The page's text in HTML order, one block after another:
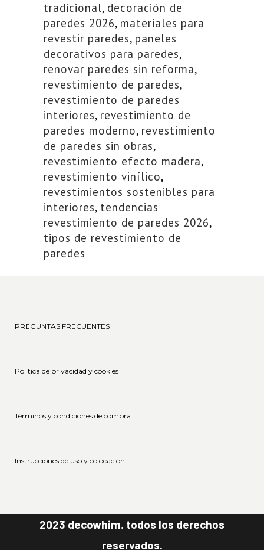
tradicional, decoración de
paredes 2026, materiales para
revestir paredes, paneles
decorativos para paredes,
renovar paredes sin reforma,
revestimiento de paredes,
revestimiento de paredes
interiores, revestimiento de
paredes moderno, revestimiento
de paredes sin obras,
revestimiento efecto madera,
revestimiento vinílico,
revestimientos sostenibles para
interiores, tendencias
revestimiento de paredes 2026,
tipos de revestimiento de
paredes
PREGUNTAS FRECUENTES
Politica de privacidad y cookies
Términos y condiciones de compra
Instrucciones de uso y colocación
2023 decowhim. todos los derechos
reservados.